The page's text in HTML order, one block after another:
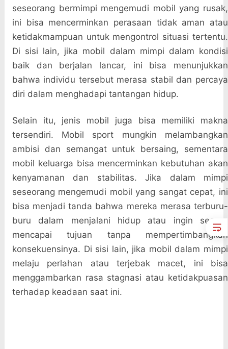
seseorang bermimpi mengemudi mobil yang rusak,
ini bisa mencerminkan perasaan tidak aman atau
ketidakmampuan untuk mengontrol situasi tertentu.
Di sisi lain, jika mobil dalam mimpi dalam kondisi
baik dan berjalan lancar, ini bisa menunjukkan
bahwa individu tersebut merasa stabil dan percaya
diri dalam menghadapi tantangan hidup.
Selain itu, jenis mobil juga bisa memiliki makna
tersendiri. Mobil sport mungkin melambangkan
ambisi dan semangat untuk bersaing, sementara
mobil keluarga bisa mencerminkan kebutuhan akan
kenyamanan dan stabilitas. Jika dalam mimpi
seseorang mengemudi mobil yang sangat cepat, ini
bisa menjadi tanda bahwa mereka merasa terburu-
buru dalam menjalani hidup atau ingin segera
mencapai tujuan tanpa mempertimbangkan
konsekuensinya. Di sisi lain, jika mobil dalam mimpi
melaju perlahan atau terjebak macet, ini bisa
menggambarkan rasa stagnasi atau ketidakpuasan
terhadap keadaan saat ini.